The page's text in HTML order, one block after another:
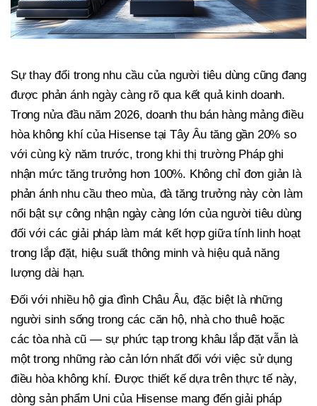
Sự thay đổi trong nhu cầu của người tiêu dùng cũng đang
được phản ánh ngày càng rõ qua kết quả kinh doanh.
Trong nửa đầu năm 2026, doanh thu bán hàng mảng điều
hòa không khí của Hisense tại Tây Âu tăng gần 20% so
với cùng kỳ năm trước, trong khi thị trường Pháp ghi
nhận mức tăng trưởng hơn 100%. Không chỉ đơn giản là
phản ánh nhu cầu theo mùa, đà tăng trưởng này còn làm
nổi bật sự công nhận ngày càng lớn của người tiêu dùng
đối với các giải pháp làm mát kết hợp giữa tính linh hoạt
trong lắp đặt, hiệu suất thông minh và hiệu quả năng
lượng dài hạn.
Đối với nhiều hộ gia đình Châu Âu, đặc biệt là những
người sinh sống trong các căn hộ, nhà cho thuê hoặc
các tòa nhà cũ — sự phức tạp trong khâu lắp đặt vẫn là
một trong những rào cản lớn nhất đối với việc sử dụng
điều hòa không khí. Được thiết kế dựa trên thực tế này,
dòng sản phẩm Uni của Hisense mang đến giải pháp